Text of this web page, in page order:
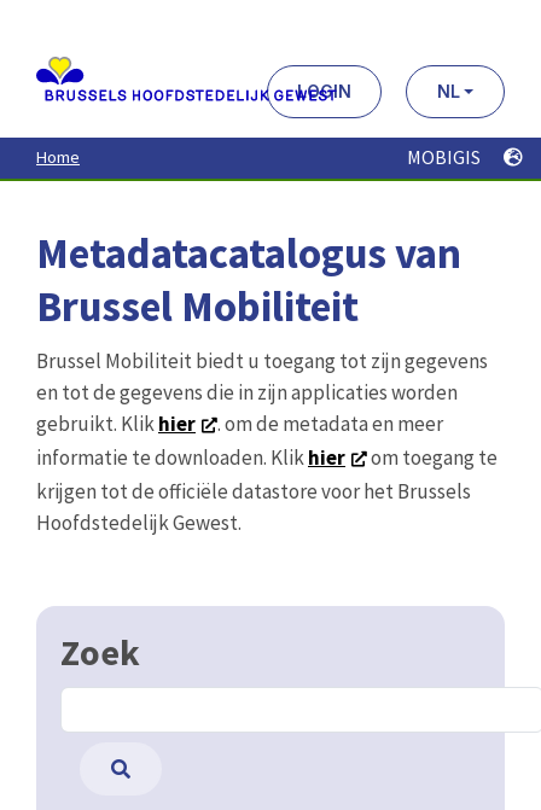
contenu
principal
LOGIN NL
Home MOBIGIS
Metadatacatalogus van
Brussel Mobiliteit
Brussel Mobiliteit biedt u toegang tot zijn gegevens
en tot de gegevens die in zijn applicaties worden
gebruikt. Klikhier
. om de metadata en meer
informatie te downloaden. Klikhier
om toegang te
krijgen tot de officiële datastore voor het Brussels
Hoofdstedelijk Gewest.
Zoek